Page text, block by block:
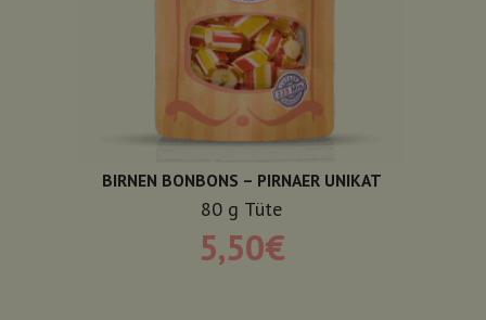
BIRNEN BONBONS – PIRNAER UNIKAT
80 g Tüte
5,50€